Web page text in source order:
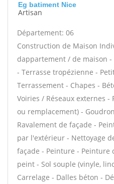
Eg batiment Nice
Artisan
Département: 06
Construction de Maison
dappartement / de maison
- Terrasse tropézienne -
Terrassement - Chapes -
Voiries / Réseaux externes
ou remplacement) -
Ravalement de façade -
par l'extérieur - Nettoyage
façade - Peinture - Peinture
peint - Sol souple (vinyle,
Carrelage - Dalles béton -